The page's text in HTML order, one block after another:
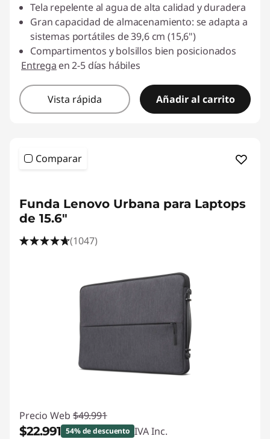
Tela repelente al agua de alta calidad y duradera
Gran capacidad de almacenamiento: se adapta a
sistemas portátiles de 39,6 cm (15,6")
Compartimentos y bolsillos bien posicionados
Entrega en 2-5 días hábiles
Vista rápida Añadir al carrito
Comparar
Funda Lenovo Urbana para Laptops
de 15.6"
(1047)
Precio Web $49.991
$22.991 54% de descuento IVA Inc.